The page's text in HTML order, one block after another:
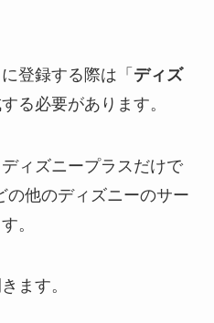
登録する際は「 ディズ
る必要があります。
ィズニープラスだけで
の他のディズニーのサー
。
ます。